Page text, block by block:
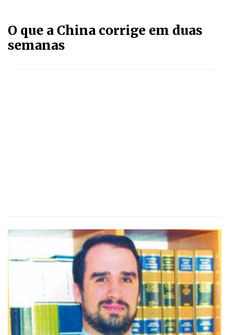
O que a China corrige em duas
semanas